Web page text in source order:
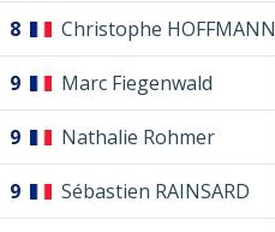
8 Christophe HOFFMANN
9 Marc Fiegenwald
9 Nathalie Rohmer
9 Sébastien RAINSARD